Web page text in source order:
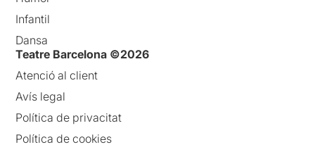
Infantil
Dansa
Teatre Barcelona ©2026
Atenció al client
Avís legal
Política de privacitat
Política de cookies